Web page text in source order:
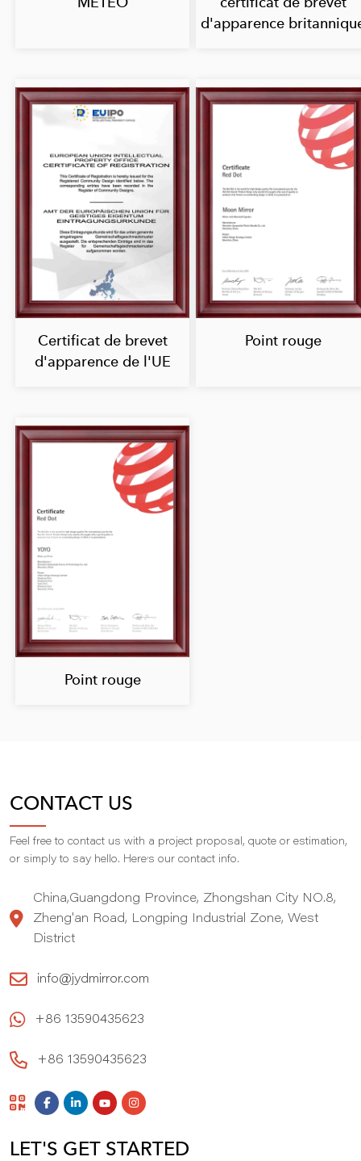
d'apparence
Certificat de brevet
d'apparence de l'UE
Point rouge
Point rouge
CONTACT US
Feel free to contact us with a project proposal, quote or estimation,
or simply to say hello. Here,s our contact info.
China,Guangdong Province, Zhongshan City NO.8,
Zheng'an Road, Longping Industrial Zone, West
District
info@jydmirror.com
+86 13590435623
+86 13590435623
LET'S GET STARTED